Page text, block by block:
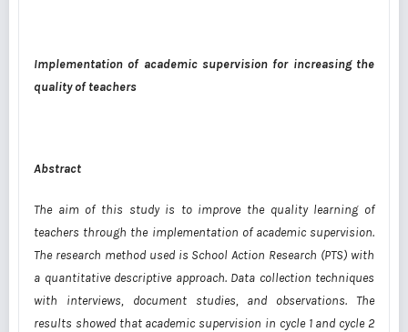
Implementation of academic supervision for increasing the
quality of teachers
Abstract
The aim of this study is to improve the quality learning of
teachers through the implementation of academic supervision.
The research method used is School Action Research (PTS) with
a quantitative descriptive approach. Data collection techniques
with interviews, document studies, and observations. The
results showed that academic supervision in cycle 1 and cycle 2